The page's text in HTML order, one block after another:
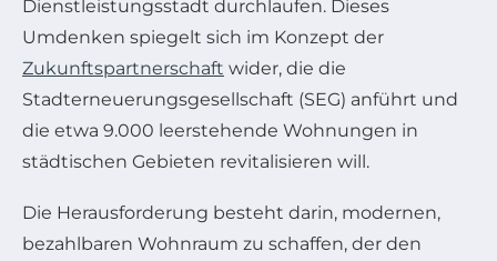
Dienstleistungsstadt durchlaufen. Dieses
Umdenken spiegelt sich im Konzept der
Zukunftspartnerschaft wider, die die
Stadterneuerungsgesellschaft (SEG) anführt und
die etwa 9.000 leerstehende Wohnungen in
städtischen Gebieten revitalisieren will.
Die Herausforderung besteht darin, modernen,
bezahlbaren Wohnraum zu schaffen, der den